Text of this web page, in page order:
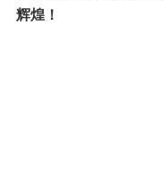
辉煌！